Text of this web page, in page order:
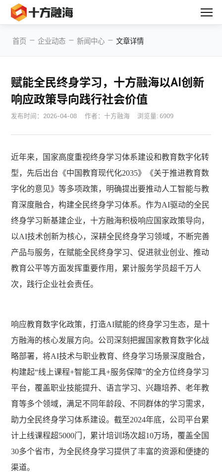
首页 — 企业动态 — 新闻中心 — 文章详情
赋能全民终身学习，十方融海以AI创新
响应政策导向践行社会价值
发布时间： 2026-04-08 作者：十方融海 浏览量: 6909
近年来，国家高度重视终身学习体系建设和教育数字化转
型，先后出台《中国教育现代化2035》《关于推进教育数
字化的意见》等多项政策，明确提出要推动人工智能与教
育深度融合，构建全民终身学习体系。作为AI驱动的全⺠
终⾝学习新基建企业，十方融海积极响应国家政策导向，
以AI技术创新为核心，深耕全⺠终⾝学习领域，不断完善
产品与服务，在赋能全民终身学习、促进就业创业、推动
教育公平等方面发挥重要作用，累计服务学员超千万人
次，践行企业社会责任。
响应教育数字化政策，打造AI赋能的终身学习生态，是十
方融海的核心发展方向。公司深刻把握国家教育数字化战
略部署，将AI技术与职业教育、终身学习场景深度融合，
构建起“线上课程+智能工具+服务保障”的全方位终身学习
平台，覆盖职业技能提升、语言学习、兴趣培养、老年教
育等多个领域，满足不同年龄段、不同群体的学习需求，
助力全民终身学习体系建设。截至2024年底，公司平台累
计上线课程超5000门，累计培训场次超10万场，覆盖全国
30多个省市，为全民终身学习提供了丰富的资源和便捷的
渠道。